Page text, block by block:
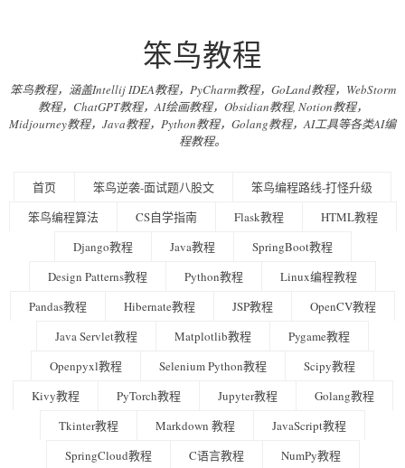
笨鸟教程
笨鸟教程，涵盖Intellij IDEA教程，PyCharm教程，GoLand教程，WebStorm
教程，ChatGPT教程，AI绘画教程，Obsidian教程, Notion教程，
Midjourney教程，Java教程，Python教程，Golang教程，AI工具等各类AI编
程教程。
首页 笨鸟逆袭-面试题八股文
笨鸟编程路线-打怪升级
笨鸟编程算法
CS自学指南 Flask教程
HTML教程
Django教程
Java教程
SpringBoot教程
Design Patterns教程
Python教程
Linux编程教程
Pandas教程
Hibernate教程 JSP教程
OpenCV教程
Java Servlet教程
Matplotlib教程
Pygame教程
Openpyxl教程
Selenium Python教程
Scipy教程
Kivy教程
PyTorch教程 Jupyter教程
Golang教程
Tkinter教程
Markdown 教程
JavaScript教程
SpringCloud教程
C语言教程
NumPy教程